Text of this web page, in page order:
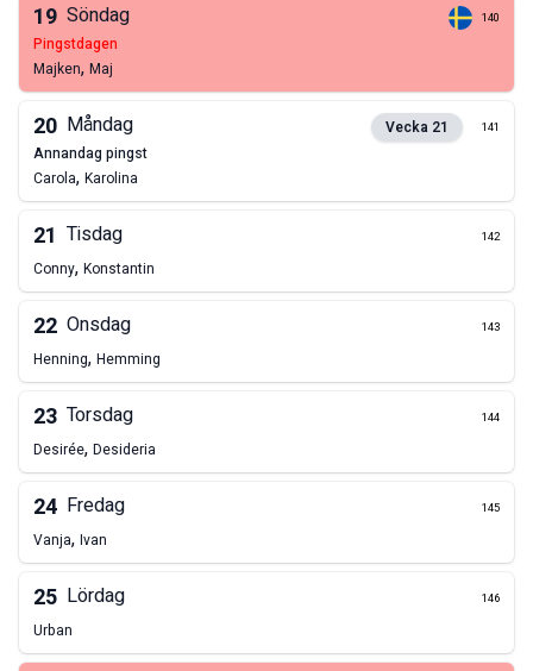
19 Söndag 140
pingstdagen
Majken, Maj
20 Måndag Vecka 21 141
annandag pingst
Carola, Karolina
21 Tisdag 142
Conny, Konstantin
22 Onsdag 143
Henning, Hemming
23 Torsdag 144
Desirée, Desideria
24 Fredag 145
Vanja, Ivan
25 Lördag 146
Urban